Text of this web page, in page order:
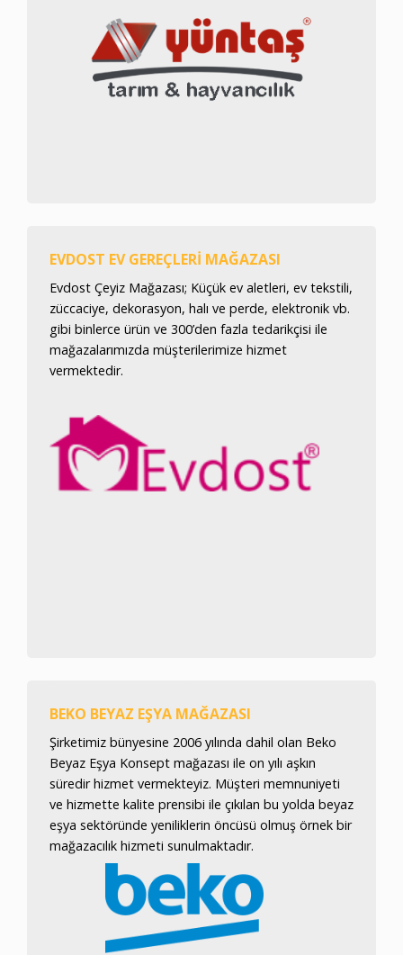
EVDOST EV GEREÇLERI MAĞAZASI
Evdost Çeyiz Mağazası; Küçük ev aletleri, ev tekstili,
züccaciye, dekorasyon, halı ve perde, elektronik vb.
gibi binlerce ürün ve 300’den fazla tedarikçisi ile
mağazalarımızda müşterilerimize hizmet
vermektedir.
BEKO BEYAZ EŞYA MAĞAZASI
Şirketimiz bünyesine 2006 yılında dahil olan Beko
Beyaz Eşya Konsept mağazası ile on yılı aşkın
süredir hizmet vermekteyiz. Müşteri memnuniyeti
ve hizmette kalite prensibi ile çıkılan bu yolda beyaz
eşya sektöründe yeniliklerin öncüsü olmuş örnek bir
mağazacılık hizmeti sunulmaktadır.